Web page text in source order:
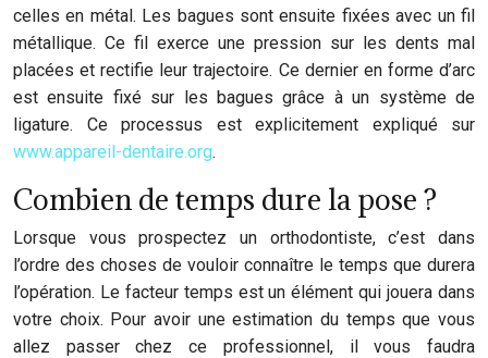
celles en métal. Les bagues sont ensuite fixées avec un fil
métallique. Ce fil exerce une pression sur les dents mal
placées et rectifie leur trajectoire. Ce dernier en forme d’arc
est ensuite fixé sur les bagues grâce à un système de
ligature. Ce processus est explicitement expliqué sur
www.appareil-dentaire.org.
Combien de temps dure la pose ?
Lorsque vous prospectez un orthodontiste, c’est dans
l’ordre des choses de vouloir connaître le temps que durera
l’opération. Le facteur temps est un élément qui jouera dans
votre choix. Pour avoir une estimation du temps que vous
allez passer chez ce professionnel, il vous faudra